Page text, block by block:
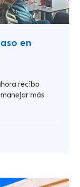
en
recibo
más